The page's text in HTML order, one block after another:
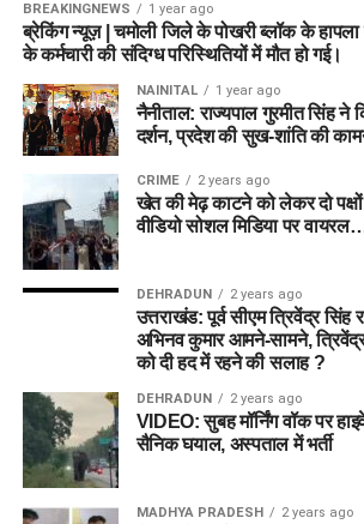
BREAKINGNEWS 1 year ago
ब्रेकिंग न्यूज़ | चमोली जिले के पोखरी ब्लॉक के हापला
के कर्मचारी की संदिग्ध परिस्थितियों में मौत हो गई।
NAINITAL 1 year ago
नैनीताल: राज्यपाल गुरमीत सिंह ने
दर्शन, प्रदेश की सुख-शांति की
CRIME 2 years ago
खेत की मेढ़ काटने को लेकर दो
वीडियो सोशल मिडिया पर
DEHRADUN 2 years ago
उत्तराखंड: पूर्व सीएम त्रिवेंद्र सिंह
अभिनव कुमार आमने-सामने,
को दी हद में रहने की सलाह ?
DEHRADUN 2 years ago
VIDEO: सुबह मॉर्निंग वॉक पर
सैनिक घयाल, अस्पताल में भर्ती
MADHYA PRADESH 2 years ago